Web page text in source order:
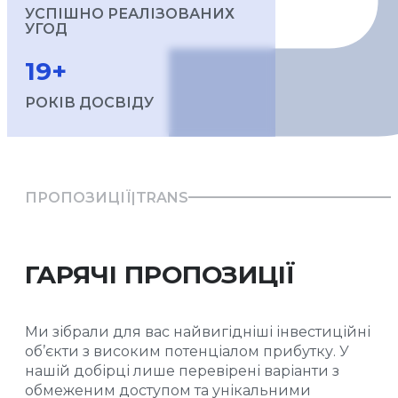
результат.
УСПІШНО РЕАЛІЗОВАНИХ
УГОД
19+
РОКІВ ДОСВІДУ
ПРОПОЗИЦІЇ|TRANS
ГАРЯЧІ ПРОПОЗИЦІЇ
Ми зібрали для вас найвигідніші інвестиційні
об’єкти з високим потенціалом прибутку. У
нашій добірці лише перевірені варіанти з
обмеженим доступом та унікальними